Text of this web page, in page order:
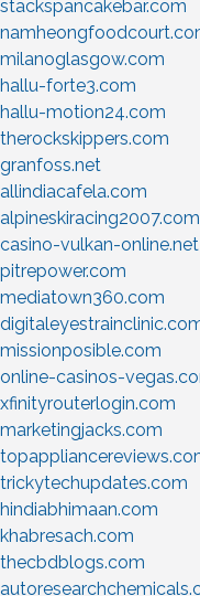
stackspancakebar.com
milanoglasgow.com
hallu-forte3.com
hallu-motion24.com
therockskippers.com
granfoss.net
allindiacafela.com
alpineskiracing2007.com
casino-vulkan-online.net
pitrepower.com
mediatown360.com
missionposible.com
online-casinos-
xfinityrouterlogin.com
marketingjacks.com
trickytechupdates.com
hindiabhimaan.com
khabresach.com
thecbdblogs.com